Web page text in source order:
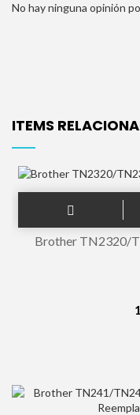
No hay ninguna opinión
ITEMS
Brother TN2320/